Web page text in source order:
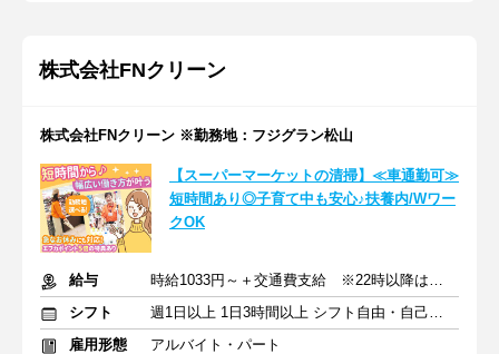
株式会社FNクリーン
株式会社FNクリーン ※勤務地：フジグラン松山
【スーパーマーケットの清掃】≪車通勤可≫
短時間あり◎子育て中も安心♪扶養内/Wワー
クOK
給与
時給1033円～＋交通費支給 ※22時以降は時給1354円
シフト
週1日以上 1日3時間以上 シフト自由・自己申告
雇用形態
アルバイト・パート